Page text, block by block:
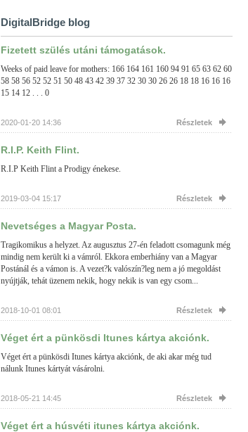
DigitalBridge blog
Fizetett szülés utáni támogatások.
Weeks of paid leave for mothers: 166 164 161 160 94 91 65 63 62 60
58 58 56 52 52 51 50 48 43 42 39 37 32 30 30 26 26 18 18 16 16 16
15 14 12 . . . 0
2020-01-20 14:36 Részletek
R.I.P. Keith Flint.
R.I.P Keith Flint a Prodigy énekese.
2019-03-04 15:17 Részletek
Nevetséges a Magyar Posta.
Tragikomikus a helyzet. Az augusztus 27-én feladott csomagunk még
mindig nem került ki a vámról. Ekkora emberhiány van a Magyar
Postánál és a vámon is. A vezet?k valószín?leg nem a jó megoldást
nyújtják, tehát üzenem nekik, hogy nekik is van egy csom...
2018-10-01 08:01 Részletek
Véget ért a pünkösdi Itunes kártya akciónk.
Véget ért a pünkösdi Itunes kártya akciónk, de aki akar még tud
nálunk Itunes kártyát vásárolni.
2018-05-21 14:45 Részletek
Véget ért a húsvéti itunes kártya akciónk.